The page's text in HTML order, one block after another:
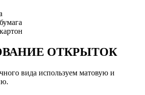
ОТКРЫТОК
вида используем матовую и